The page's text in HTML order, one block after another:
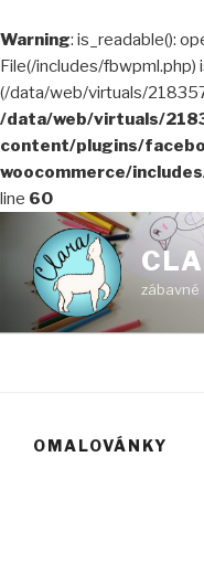
Warning: is_readable():
File(/includes/fbwpml.php)
(/data/web/virtuals/
/data/web/virtuals/
content/plugins/
woocommerce/
line 60
obsahu
webu
zábavné
OMALOVÁNKY